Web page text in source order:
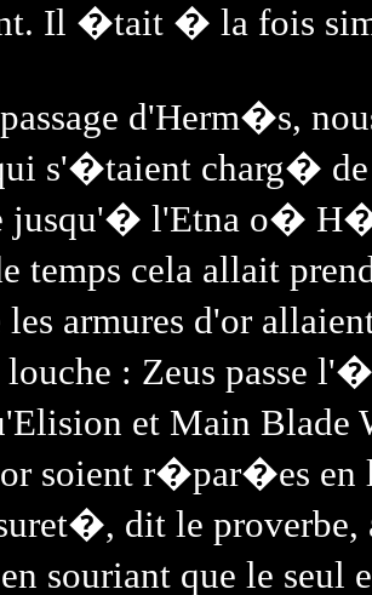
Il �tait � la fois
d'Herm�s,
s'�taient charg� de
jusqu'� l'Etna o�
temps cela allait
les armures d'or
louche : Zeus passe
et Main Blade
soient r�par�es en
dit le proverbe,
souriant que le seul